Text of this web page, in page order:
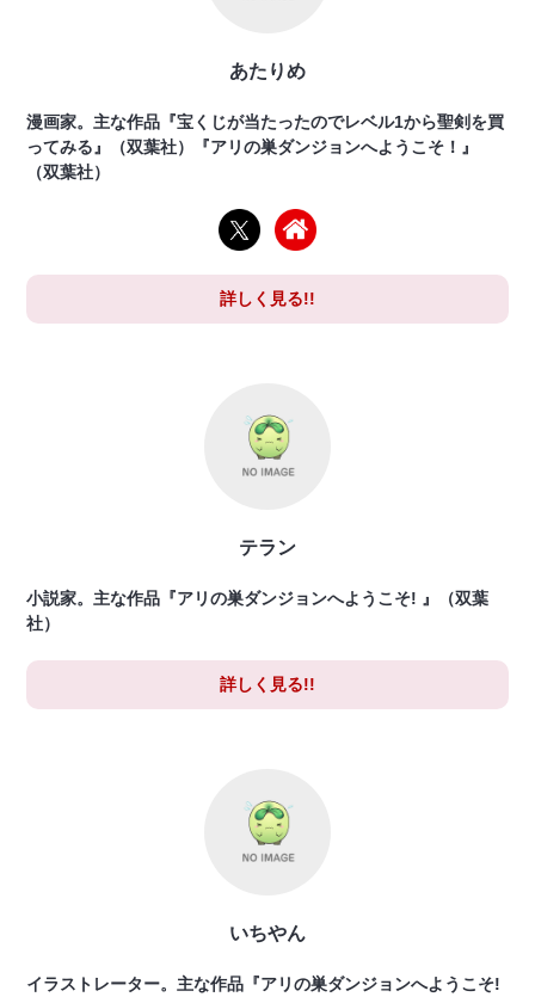
あたりめ
漫画家。主な作品『宝くじが当たったのでレベル1から聖剣を買
ってみる』（双葉社）『アリの巣ダンジョンへようこそ！』
（双葉社）
詳しく見る!!
テラン
小説家。主な作品『アリの巣ダンジョンへようこそ! 』（双葉
社）
詳しく見る!!
いちやん
イラストレーター。主な作品『アリの巣ダンジョンへようこそ!